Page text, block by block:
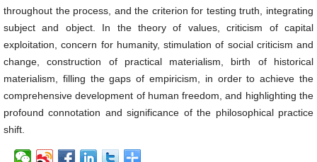
throughout the process, and the criterion for testing truth, integrating
subject and object. In the theory of values, criticism of capital
exploitation, concern for humanity, stimulation of social criticism and
change, construction of practical materialism, birth of historical
materialism, filling the gaps of empiricism, in order to achieve the
comprehensive development of human freedom, and highlighting the
profound connotation and significance of the philosophical practice
shift.